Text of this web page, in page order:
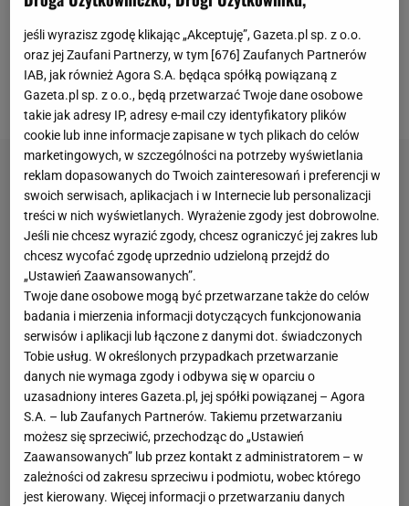
scenariusz, w którym umowę z Barceloną przedłuży
Wojciech Szczęsny(na razie wciąż tego nie zrobił), a
z klubu odejdzie Inaki Pena i właśnie Niemiec.
jeśli wyrazisz zgodę klikając „Akceptuję”, Gazeta.pl sp. z o.o.
oraz jej Zaufani Partnerzy, w tym [676] Zaufanych Partnerów
IAB, jak również Agora S.A. będąca spółką powiązaną z
Gazeta.pl sp. z o.o., będą przetwarzać Twoje dane osobowe
takie jak adresy IP, adresy e-mail czy identyfikatory plików
cookie lub inne informacje zapisane w tych plikach do celów
marketingowych, w szczególności na potrzeby wyświetlania
reklam dopasowanych do Twoich zainteresowań i preferencji w
swoich serwisach, aplikacjach i w Internecie lub personalizacji
treści w nich wyświetlanych. Wyrażenie zgody jest dobrowolne.
Jeśli nie chcesz wyrazić zgody, chcesz ograniczyć jej zakres lub
chcesz wycofać zgodę uprzednio udzieloną przejdź do
„Ustawień Zaawansowanych”.
Twoje dane osobowe mogą być przetwarzane także do celów
badania i mierzenia informacji dotyczących funkcjonowania
serwisów i aplikacji lub łączone z danymi dot. świadczonych
Tobie usług. W określonych przypadkach przetwarzanie
danych nie wymaga zgody i odbywa się w oparciu o
uzasadniony interes Gazeta.pl, jej spółki powiązanej – Agora
S.A. – lub Zaufanych Partnerów. Takiemu przetwarzaniu
możesz się sprzeciwić, przechodząc do „Ustawień
Zaawansowanych” lub przez kontakt z administratorem – w
zależności od zakresu sprzeciwu i podmiotu, wobec którego
jest kierowany. Więcej informacji o przetwarzaniu danych